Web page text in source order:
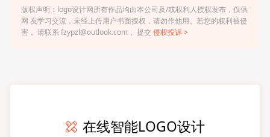
版权声明：logo设计网所有作品均由本公司及/或权利人授权发布，仅供
网 友学习交流，未经上传用户书面授权，请勿作他用。若您的权利被侵
害， 请联系 fzypzl@outlook.com， 提交 侵权投诉 >
在线智能LOGO设计